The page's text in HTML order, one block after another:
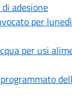
adesione
per
per usi